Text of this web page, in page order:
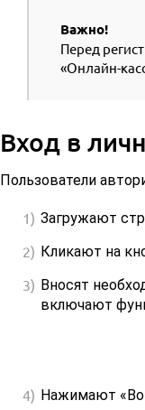
Важно!
Перед
«Онлайн-
Вход в
Пользователи
Загружают
Кликают на
Вносят
включают
Нажимают